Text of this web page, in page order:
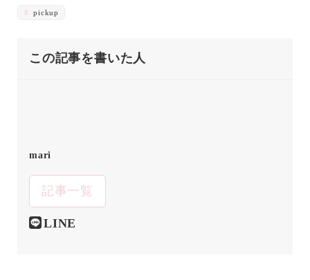
pickup
この記事を書いた人
mari
記事一覧
LINE